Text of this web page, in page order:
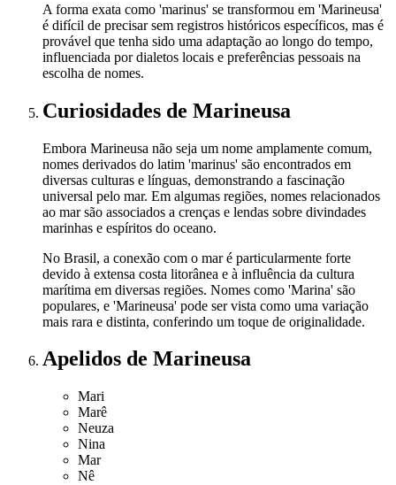
A forma exata como 'marinus' se transformou em 'Marineusa'
é difícil de precisar sem registros históricos específicos, mas é
provável que tenha sido uma adaptação ao longo do tempo,
influenciada por dialetos locais e preferências pessoais na
escolha de nomes.
Curiosidades de Marineusa
Embora Marineusa não seja um nome amplamente comum,
nomes derivados do latim 'marinus' são encontrados em
diversas culturas e línguas, demonstrando a fascinação
universal pelo mar. Em algumas regiões, nomes relacionados
ao mar são associados a crenças e lendas sobre divindades
marinhas e espíritos do oceano.
No Brasil, a conexão com o mar é particularmente forte
devido à extensa costa litorânea e à influência da cultura
marítima em diversas regiões. Nomes como 'Marina' são
populares, e 'Marineusa' pode ser vista como uma variação
mais rara e distinta, conferindo um toque de originalidade.
Apelidos de Marineusa
Mari
Marê
Neuza
Nina
Mar
Nê